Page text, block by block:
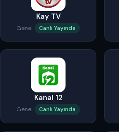
Kay TV
Genel Canlı Yayında
Kanal 12
Genel Canlı Yayında